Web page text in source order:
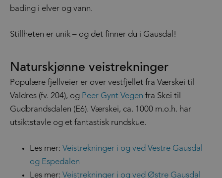
bading i elver og vann.
Stillheten er unik – og det finner du i Gausdal!
Naturskjønne veistrekninger
Populære fjellveier er over vestfjellet fra Værskei til
Valdres (fv. 204), og Peer Gynt Vegen fra Skei til
Gudbrandsdalen (E6). Værskei, ca. 1000 m.o.h. har
utsiktstavle og et fantastisk rundskue.
Les mer: Veistrekninger i og ved Vestre Gausdal
og Espedalen
Les mer: Veistrekninger i og ved Østre Gausdal